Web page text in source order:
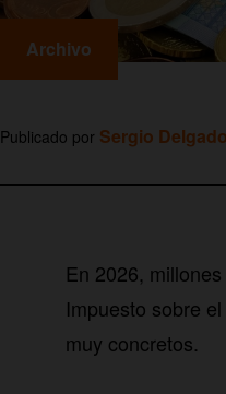
Archivo
Publicado por Sergio Delgado
En 2026,
Impuesto sobre
muy concretos.